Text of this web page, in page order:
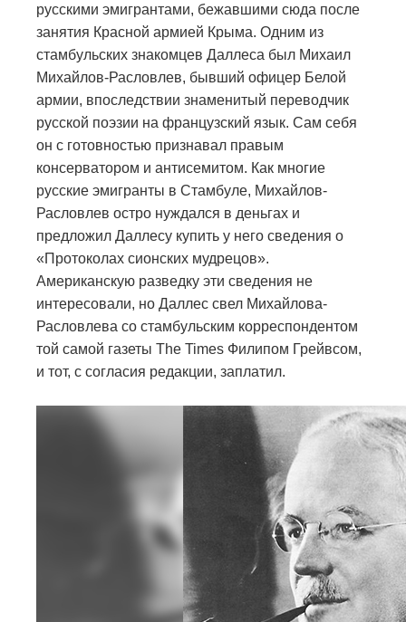
русскими эмигрантами, бежавшими сюда после
занятия Красной армией Крыма. Одним из
стамбульских знакомцев Даллеса был Михаил
Михайлов-Расловлев, бывший офицер Белой
армии, впоследствии знаменитый переводчик
русской поэзии на французский язык. Сам себя
он с готовностью признавал правым
консерватором и антисемитом. Как многие
русские эмигранты в Стамбуле, Михайлов-
Расловлев остро нуждался в деньгах и
предложил Даллесу купить у него сведения о
«Протоколах сионских мудрецов».
Американскую разведку эти сведения не
интересовали, но Даллес свел Михайлова-
Расловлева со стамбульским корреспондентом
той самой газеты The Times Филипом Грейвсом,
и тот, с согласия редакции, заплатил.